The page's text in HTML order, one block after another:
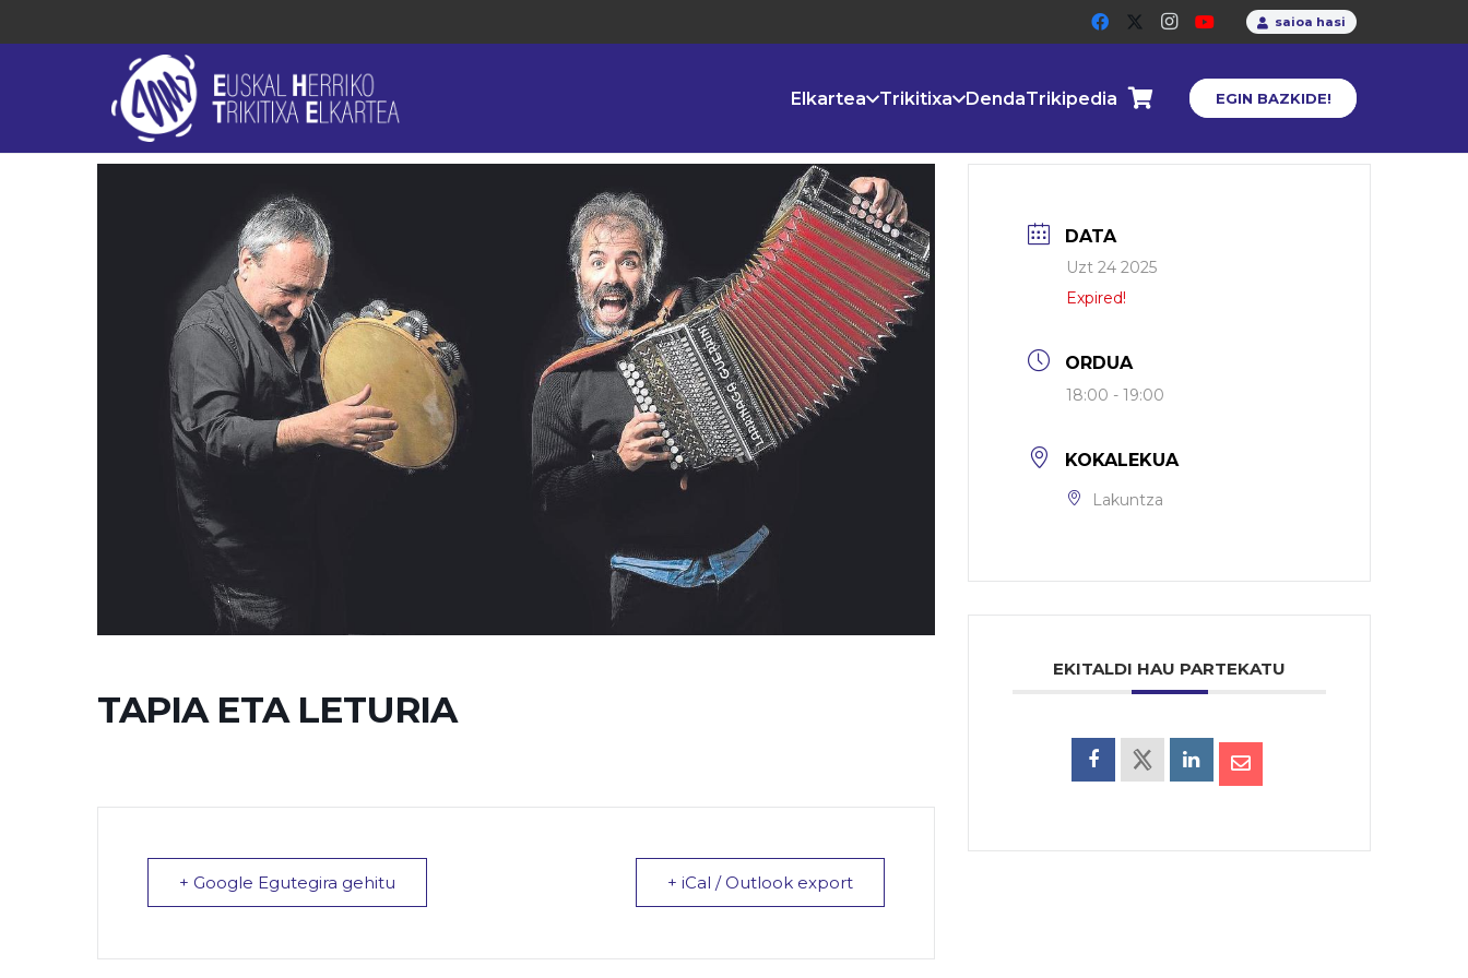
saioa hasi
Elkartea Trikitixa DendaTrikipedia EGIN BAZKIDE!
TAPIA ETA LETURIA
+ Google Egutegira gehitu + iCal / Outlook export
DATA
Uzt 24 2025
Expired!
ORDUA
18:00 - 19:00
KOKALEKUA
Lakuntza
EKITALDI HAU PARTEKATU